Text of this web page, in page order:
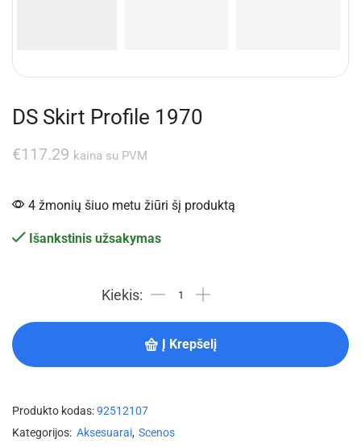
DS Skirt Profile 1970
€117.29 kaina su PVM
4 žmonių šiuo metu žiūri šį produktą
Išankstinis užsakymas
Į Krepšelį
Produkto kodas:92512107
Kategorijos: Aksesuarai, Scenos